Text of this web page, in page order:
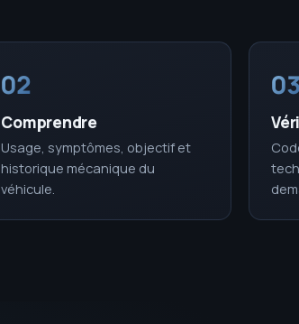
02
Comprendre
Usage, symptômes, objectif et
historique mécanique du
véhicule.
03